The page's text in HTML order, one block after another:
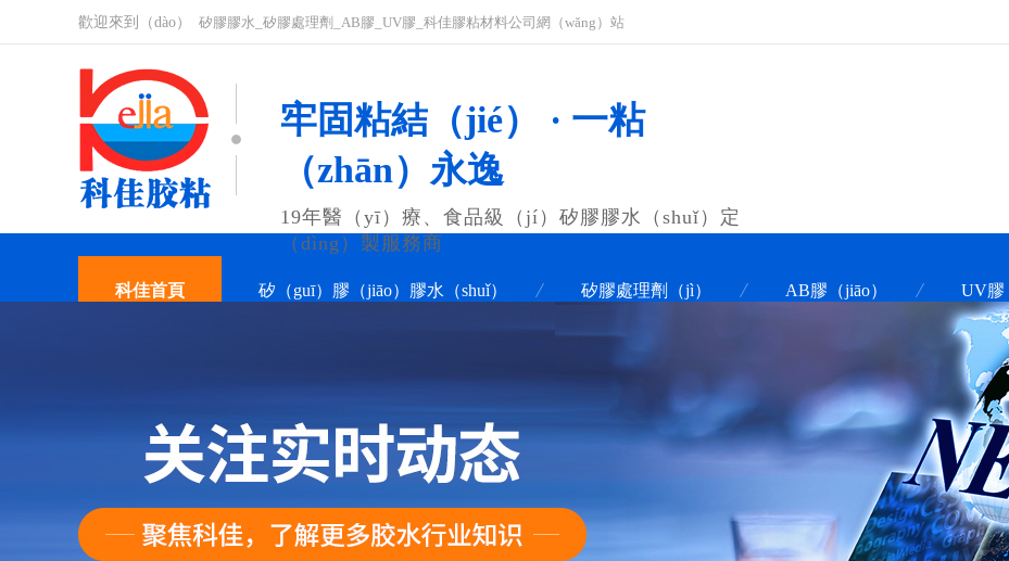
歡迎來到（dào） 矽膠膠水_矽膠處理劑_AB膠_UV膠_科佳膠粘材料公司網（wǎng）站
牢固粘結（jié） · 一粘
（zhān）永逸
19年醫（yī）療、食品級（jí）矽膠膠水（shuǐ）定
（dìng）製服務商
科佳首頁 矽（guī）膠（jiāo）膠水（shuǐ） 矽膠處理劑（jì） AB膠（jiāo） UV膠